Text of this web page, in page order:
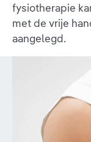
fysiotherapie
met de vrije
aangelegd.